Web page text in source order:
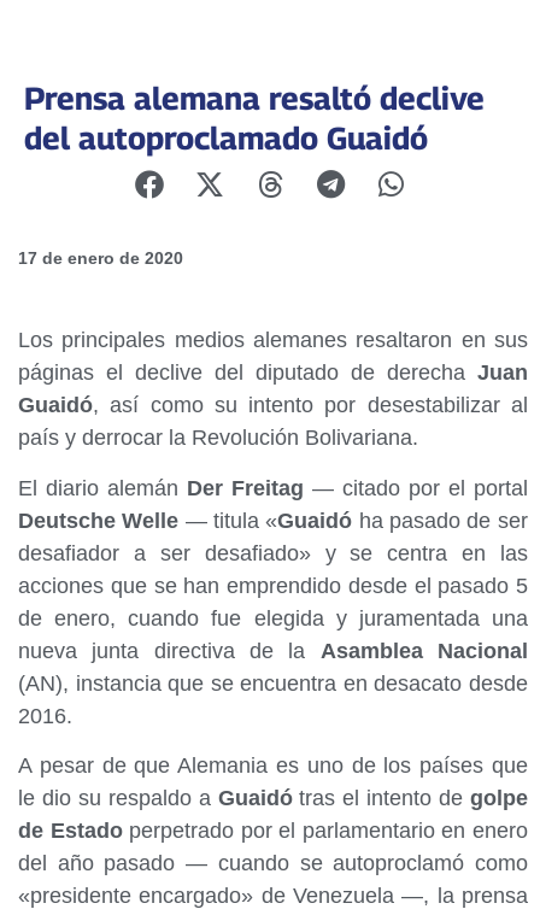
Prensa alemana resaltó declive
del autoproclamado Guaidó
17 de enero de 2020
Los principales medios alemanes resaltaron en sus
páginas el declive del diputado de derecha Juan
Guaidó, así como su intento por desestabilizar al
país y derrocar la Revolución Bolivariana.
El diario alemán Der Freitag — citado por el portal
Deutsche Welle — titula «Guaidó ha pasado de ser
desafiador a ser desafiado» y se centra en las
acciones que se han emprendido desde el pasado 5
de enero, cuando fue elegida y juramentada una
nueva junta directiva de la Asamblea Nacional
(AN), instancia que se encuentra en desacato desde
2016.
A pesar de que Alemania es uno de los países que
le dio su respaldo a Guaidótras el intento de golpe
de Estadoperpetrado por el parlamentario en enero
del año pasado — cuando se autoproclamó como
«presidente encargado» de Venezuela —, la prensa